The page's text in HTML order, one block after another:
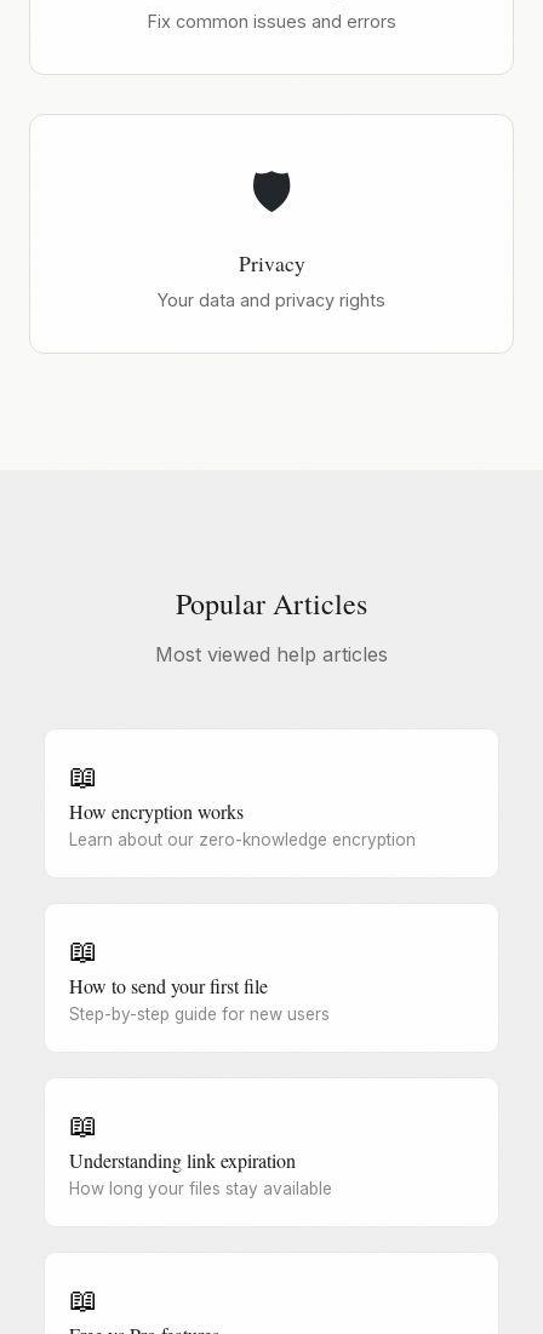
Fix common issues and errors
🛡️
Privacy
Your data and privacy rights
Popular Articles
Most viewed help articles
📖
How encryption works
Learn about our zero-knowledge encryption
📖
How to send your first file
Step-by-step guide for new users
📖
Understanding link expiration
How long your files stay available
📖